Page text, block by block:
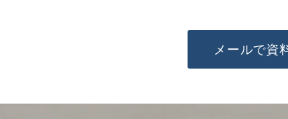
メールで資